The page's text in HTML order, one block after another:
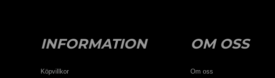
INFORMATION
Köpvillkor
OM OSS
Om oss